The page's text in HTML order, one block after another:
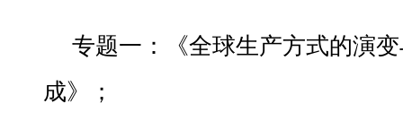
专题一：《全球生产方式的演
成》；